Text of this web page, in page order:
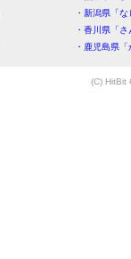
・新潟県「
・香川県「
・鹿児島県
(C) HitBit